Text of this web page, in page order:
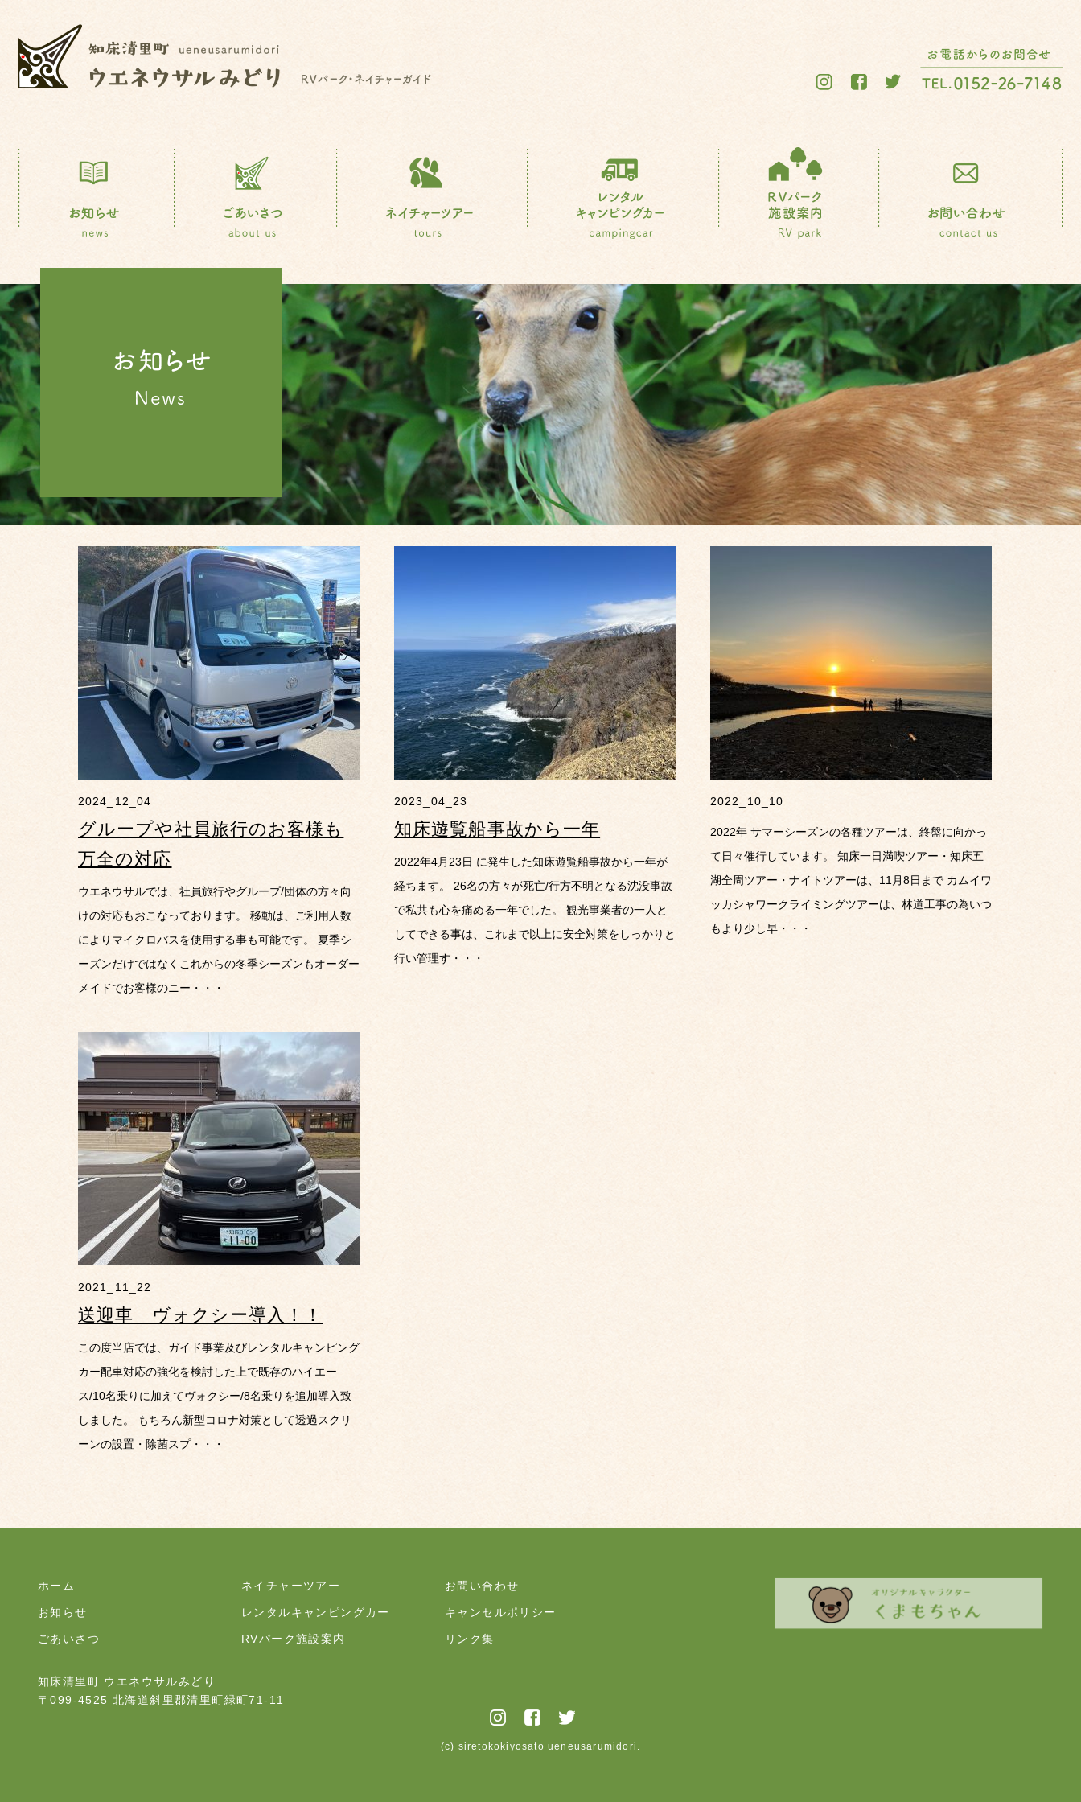
2024_12_04
グループや社員旅行のお客様も
万全の対応
ウエネウサルでは、社員旅行やグループ/団体の方々向
けの対応もおこなっております。 移動は、ご利用人数
によりマイクロバスを使用する事も可能です。 夏季シ
ーズンだけではなくこれからの冬季シーズンもオーダー
メイドでお客様のニー・・・
2023_04_23
知床遊覧船事故から一年
2022年4月23日 に発生した知床遊覧船事故から一年が
経ちます。 26名の方々が死亡/行方不明となる沈没事故
で私共も心を痛める一年でした。 観光事業者の一人と
してできる事は、これまで以上に安全対策をしっかりと
行い管理す・・・
2022_10_10
2022年 サマーシーズンの各種ツアーは、終盤に向かっ
て日々催行しています。 知床一日満喫ツアー・知床五
湖全周ツアー・ナイトツアーは、11月8日まで カムイワ
ッカシャワークライミングツアーは、林道工事の為いつ
もより少し早・・・
2021_11_22
送迎車 ヴォクシー導入！！
この度当店では、ガイド事業及びレンタルキャンピング
カー配車対応の強化を検討した上で既存のハイエー
ス/10名乗りに加えてヴォクシー/8名乗りを追加導入致
しました。 もちろん新型コロナ対策として透過スクリ
ーンの設置・除菌スプ・・・
ホーム
お知らせ
ごあいさつ
ネイチャーツアー
レンタルキャンピングカー
RVパーク施設案内
お問い合わせ
キャンセルポリシー
リンク集
知床清里町 ウエネウサルみどり
〒099-4525 北海道斜里郡清里町緑町71-11
(c) siretokokiyosato ueneusarumidori.